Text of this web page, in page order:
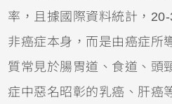
率，且據國際資料統計，
非癌症本身，而是由癌症所
質常見於腸胃道、食道、頭
症中惡名昭彰的乳癌、肝癌